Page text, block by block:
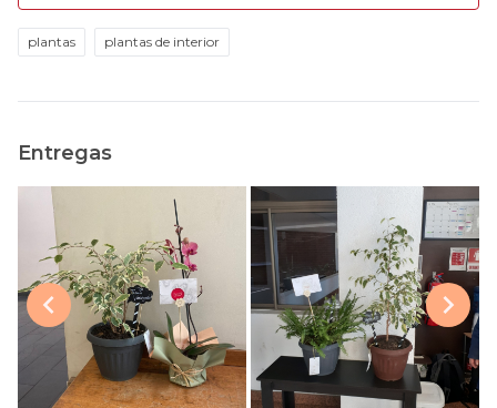
plantas plantas de interior
Entregas